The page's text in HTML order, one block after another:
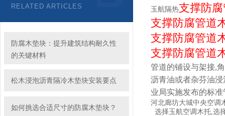
RELATED ARTICLES
防腐木垫块：提升建筑结构耐久性
的关键材料
松木浸泡沥青隔冷木垫块安装要点
如何挑选合适尺寸的防腐木垫块？
玉航隔热支撑防
支撑防腐管道
支撑防腐管道
支撑防腐管道
管道的铺设与架接,角
沥青油或者杂芬油
业局实施发布的标
河北廊坊大城中央空调
选择玉航空调木托,选